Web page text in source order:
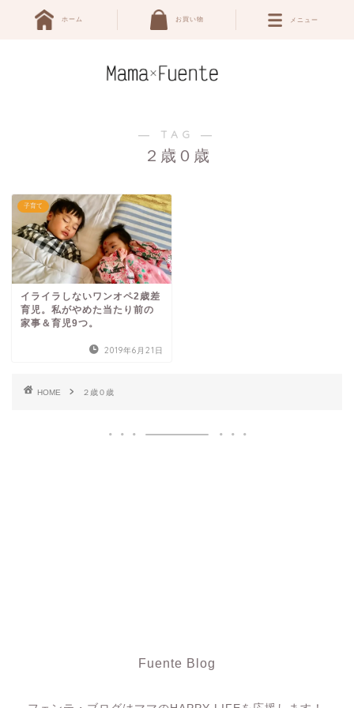
メニュー
ホーム お買い物
― TAG ―
２歳０歳
子育て
イライラしないワンオペ2歳差
育児。私がやめた当たり前の
家事＆育児9つ。
2019年6月21日
HOME ２歳０歳
Fuente Blog